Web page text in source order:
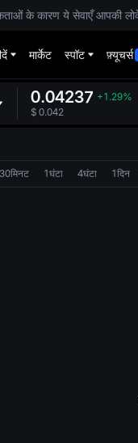
के कारण ये सेवाएँ आपकी
मार्केट स्पॉट फ़्यूचर्स
0.04237 +1.29%
$ 0.042
30मिनट 1घंटा 4घंटा 1दिन